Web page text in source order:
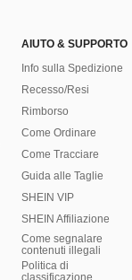
AIUTO & SUPPORTO
Info sulla Spedizione
Recesso/Resi
Rimborso
Come Ordinare
Come Tracciare
Guida alle Taglie
SHEIN VIP
SHEIN Affiliazione
Come segnalare
contenuti illegali
Politica di
classificazione